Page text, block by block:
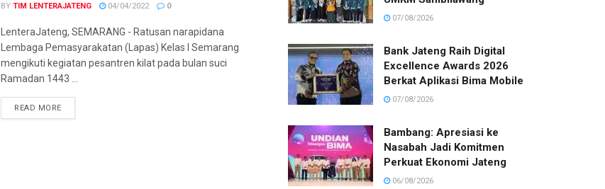
BY TIM LENTERAJATENG 04/04/2022 0
LenteraJateng, SEMARANG - Ratusan narapidana
Lembaga Pemasyarakatan (Lapas) Kelas I Semarang
mengikuti kegiatan pesantren kilat pada bulan suci
Ramadan 1443 ...
READ MOREDETAILS
07/08/2026
Bank Jateng Raih Digital
Excellence Awards 2026
Berkat Aplikasi Bima Mobile
07/08/2026
Bambang: Apresiasi ke
Nasabah Jadi Komitmen
Perkuat Ekonomi Jateng
06/08/2026